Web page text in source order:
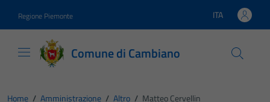
Regione Piemonte Lingua attiva:
ITA
Comune di Cambiano
Home / Amministrazione / Altro / Matteo Cervellin